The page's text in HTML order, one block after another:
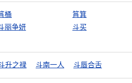
桶
筲箕
丽争妍 斗买
升之禄 斗南一人 斗唇合舌